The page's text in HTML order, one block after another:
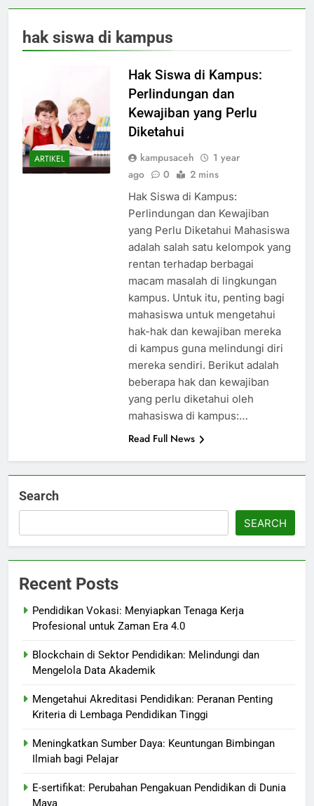
hak siswa di kampus
ARTIKEL
Hak Siswa di Kampus:
Perlindungan dan
Kewajiban yang Perlu
Diketahui
kampusaceh
1 year
ago
0 2 mins
Hak Siswa di Kampus:
Perlindungan dan Kewajiban
yang Perlu Diketahui Mahasiswa
adalah salah satu kelompok yang
rentan terhadap berbagai
macam masalah di lingkungan
kampus. Untuk itu, penting bagi
mahasiswa untuk mengetahui
hak-hak dan kewajiban mereka
di kampus guna melindungi diri
mereka sendiri. Berikut adalah
beberapa hak dan kewajiban
yang perlu diketahui oleh
mahasiswa di kampus:…
Read Full News
Search
SEARCH
Recent Posts
Pendidikan Vokasi: Menyiapkan Tenaga Kerja
Profesional untuk Zaman Era 4.0
Blockchain di Sektor Pendidikan: Melindungi dan
Mengelola Data Akademik
Mengetahui Akreditasi Pendidikan: Peranan Penting
Kriteria di Lembaga Pendidikan Tinggi
Meningkatkan Sumber Daya: Keuntungan Bimbingan
Ilmiah bagi Pelajar
E-sertifikat: Perubahan Pengakuan Pendidikan di Dunia
Maya